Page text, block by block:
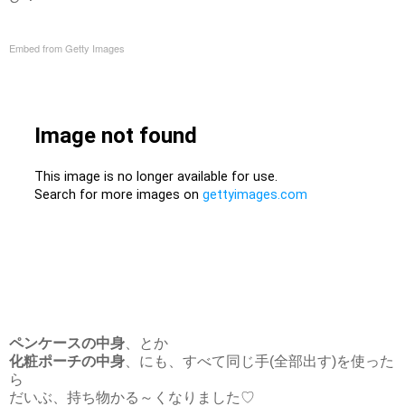
Embed from Getty Images
ペンケースの中身 、とか
化粧ポーチの中身 、にも、すべて同じ手(全部出す)を使った
ら
だいぶ、持ち物かる～くなりました♡